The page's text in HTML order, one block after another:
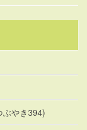
ぶやき394)